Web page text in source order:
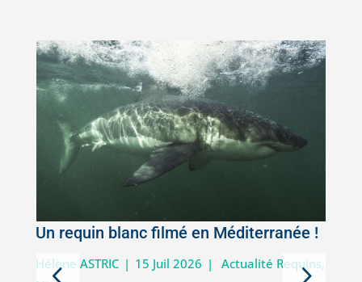
Un requin blanc filmé en Méditerranée !
Hélène ASTRIC | 15 Juil 2026 | Actualité Requins,